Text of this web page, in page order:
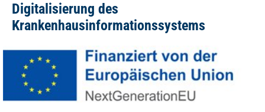
Digitalisierung des
Krankenhausinformationssystems